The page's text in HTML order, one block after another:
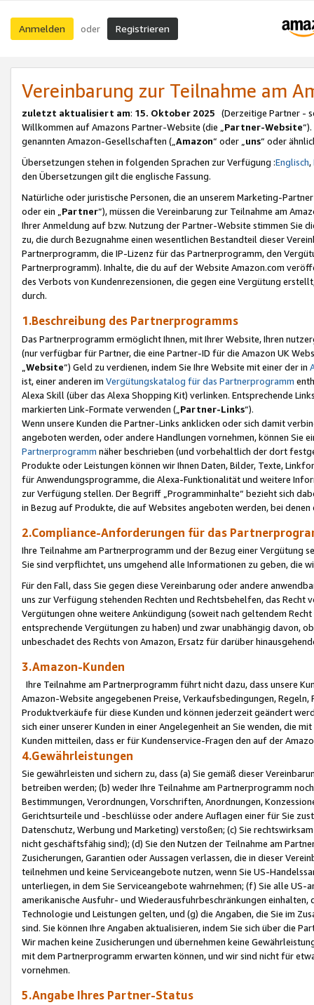
Anmelden oder Registrieren
Vereinbarung zur Teilnahme am
zuletzt aktualisiert am: 15. Oktober 2025 (Derzeitige Partner -
Willkommen auf Amazons Partner-Website (die „Partner-Website
genannten Amazon-Gesellschaften („Amazon“ oder „uns“ oder
Übersetzungen stehen in folgenden Sprachen zur Verfügung :Englisch,
den Übersetzungen gilt die englische Fassung.
Natürliche oder juristische Personen, die an unserem Marketing-
oder ein „Partner“), müssen die Vereinbarung zur Teilnahme am
Ihrer Anmeldung auf bzw. Nutzung der Partner-Website stimmen Sie
zu, die durch Bezugnahme einen wesentlichen Bestandteil dieser
Partnerprogramm, die IP-Lizenz für das Partnerprogramm, den
Partnerprogramm). Inhalte, die du auf der Website Amazon.com
des Verbots von Kundenrezensionen, die gegen eine Vergütung
durch.
1.Beschreibung des Partnerprogramms
Das Partnerprogramm ermöglicht Ihnen, mit Ihrer Website, Ihren
(nur verfügbar für Partner, die eine Partner-ID für die Amazon UK
Website“) Geld zu verdienen, indem Sie Ihre Website mit einer der in
ist, einer anderen im Vergütungskatalog für das Partnerprogramm
Alexa Skill (über das Alexa Shopping Kit) verlinken. Entsprechende
markierten Link-Formate verwenden („ Partner-Links“).
Wenn unsere Kunden die Partner-Links anklicken oder sich damit
angeboten werden, oder andere Handlungen vornehmen, können Sie
Partnerprogramm näher beschrieben (und vorbehaltlich der dort
Produkte oder Leistungen können wir Ihnen Daten, Bilder, Texte,
für Anwendungsprogramme, die Alexa-Funktionalität und weitere
zur Verfügung stellen. Der Begriff „Programminhalte“ bezieht sich
in Bezug auf Produkte, die auf Websites angeboten werden, bei
2.Compliance-Anforderungen für das
Ihre Teilnahme am Partnerprogramm und der Bezug einer Vergütung
Sie sind verpflichtet, uns umgehend alle Informationen zu geben, die
Für den Fall, dass Sie gegen diese Vereinbarung oder andere
uns zur Verfügung stehenden Rechten und Rechtsbehelfen, das
Vergütungen ohne weitere Ankündigung (soweit nach geltendem
entsprechende Vergütungen zu haben) und zwar unabhängig davon,
unbeschadet des Rechts von Amazon, Ersatz für darüber
3.Amazon-Kunden
Ihre Teilnahme am Partnerprogramm führt nicht dazu, dass unsere
Amazon-Website angegebenen Preise, Verkaufsbedingungen,
Produktverkäufe für diese Kunden und können jederzeit geändert
sich einer unserer Kunden in einer Angelegenheit an Sie wenden, die
Kunden mitteilen, dass er für Kundenservice-Fragen den auf der
4.Gewährleistungen
Sie gewährleisten und sichern zu, dass (a) Sie gemäß dieser
betreiben werden; (b) weder Ihre Teilnahme am Partnerprogramm
Bestimmungen, Verordnungen, Vorschriften, Anordnungen,
Gerichtsurteile und -beschlüsse oder andere Auflagen einer für Sie
Datenschutz, Werbung und Marketing) verstoßen; (c) Sie
nicht geschäftsfähig sind); (d) Sie den Nutzen der Teilnahme am
Zusicherungen, Garantien oder Aussagen verlassen, die in dieser
teilnehmen und keine Serviceangebote nutzen, wenn Sie US-
unterliegen, in dem Sie Serviceangebote wahrnehmen; (f) Sie alle
amerikanische Ausfuhr- und Wiederausfuhrbeschränkungen
Technologie und Leistungen gelten, und (g) die Angaben, die Sie im
sind. Sie können Ihre Angaben aktualisieren, indem Sie sich über die
Wir machen keine Zusicherungen und übernehmen keine
mit dem Partnerprogramm erwarten können, und wir sind nicht für
vornehmen.
5.Angabe Ihres Partner-Status